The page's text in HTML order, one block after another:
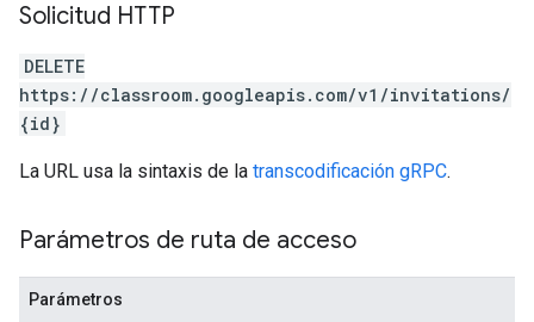
Solicitud HTTP
DELETE
https://classroom.googleapis.com/v1/invitations/
{id}
La URL usa la sintaxis de la transcodificación gRPC.
Parámetros de ruta de acceso
Parámetros